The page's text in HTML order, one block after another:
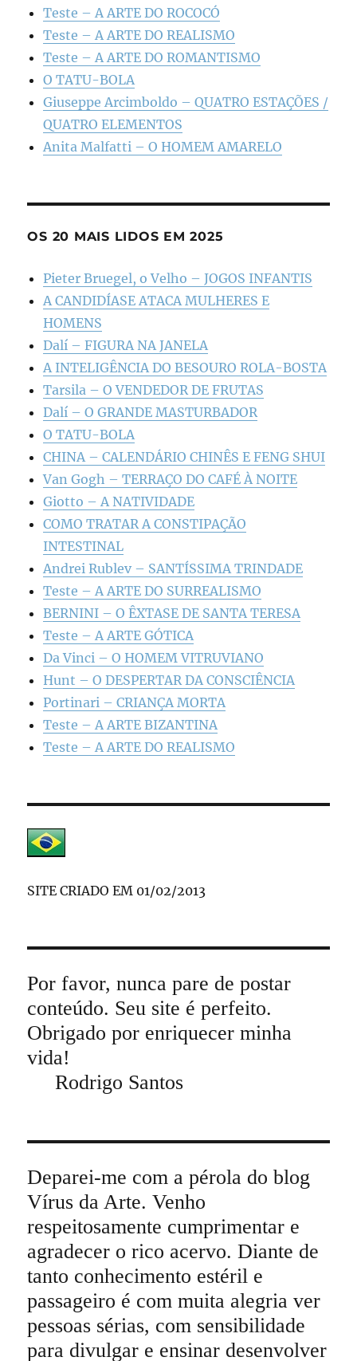
Teste – A ARTE DO ROCOCÓ
Teste – A ARTE DO REALISMO
Teste – A ARTE DO ROMANTISMO
O TATU-BOLA
Giuseppe Arcimboldo – QUATRO ESTAÇÕES /
QUATRO ELEMENTOS
Anita Malfatti – O HOMEM AMARELO
OS 20 MAIS LIDOS EM 2025
Pieter Bruegel, o Velho – JOGOS INFANTIS
A CANDIDÍASE ATACA MULHERES E
HOMENS
Dalí – FIGURA NA JANELA
A INTELIGÊNCIA DO BESOURO ROLA-BOSTA
Tarsila – O VENDEDOR DE FRUTAS
Dalí – O GRANDE MASTURBADOR
O TATU-BOLA
CHINA – CALENDÁRIO CHINÊS E FENG SHUI
Van Gogh – TERRAÇO DO CAFÉ À NOITE
Giotto – A NATIVIDADE
COMO TRATAR A CONSTIPAÇÃO
INTESTINAL
Andrei Rublev – SANTÍSSIMA TRINDADE
Teste – A ARTE DO SURREALISMO
BERNINI – O ÊXTASE DE SANTA TERESA
Teste – A ARTE GÓTICA
Da Vinci – O HOMEM VITRUVIANO
Hunt – O DESPERTAR DA CONSCIÊNCIA
Portinari – CRIANÇA MORTA
Teste – A ARTE BIZANTINA
Teste – A ARTE DO REALISMO
SITE CRIADO EM 01/02/2013
Por favor, nunca pare de postar
conteúdo. Seu site é perfeito.
Obrigado por enriquecer minha
vida!
Rodrigo Santos
Deparei-me com a pérola do blog
Vírus da Arte. Venho
respeitosamente cumprimentar e
agradecer o rico acervo. Diante de
tanto conhecimento estéril e
passageiro é com muita alegria ver
pessoas sérias, com sensibilidade
para divulgar e ensinar desenvolver